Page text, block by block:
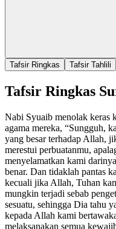
Tafsir Ringkas
Tafsir Tahlili
Tafsir Ringkas
Nabi Syuaib menolak keras
agama mereka, “Sungguh,
yang besar terhadap Allah,
merestui perbuatanmu,
menyelamatkan kami
benar. Dan tidaklah pantas
kecuali jika Allah, Tuhan
mungkin terjadi sebab
sesuatu, sehingga Dia tahu
kepada Allah kami
melaksanakan semua